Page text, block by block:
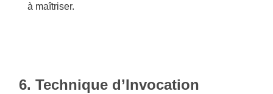
à maîtriser.
6. Technique d’Invocation